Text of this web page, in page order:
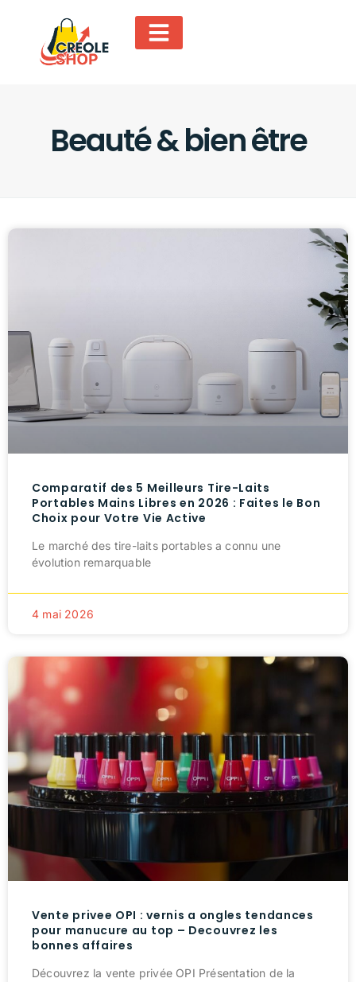
Beauté & bien être
Comparatif des 5 Meilleurs Tire-Laits
Portables Mains Libres en 2026 : Faites le Bon
Choix pour Votre Vie Active
Le marché des tire-laits portables a connu une
évolution remarquable
4 mai 2026
Vente privee OPI : vernis a ongles tendances
pour manucure au top – Decouvrez les
bonnes affaires
Découvrez la vente privée OPI Présentation de la